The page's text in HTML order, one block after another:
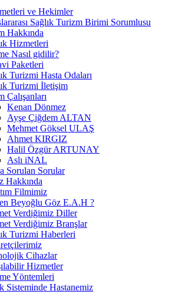
ve Hekimler
Sağlık Turizm Birimi Sorumlusu
Hakkında
Hizmetleri
Nasıl gidilir?
Paketleri
Turizmi Hasta Odaları
Turizmi İletişim
Çalışanları
Kenan Dönmez
Ayşe Çiğdem ALTAN
Mehmet Göksel ULAŞ
Ahmet KIRGIZ
Halil Özgür ARTUNAY
Aslı iNAL
Sorulan Sorular
Hakkında
Filmimiz
Beyoğlu Göz E.A.H ?
Verdiğimiz Diller
Verdiğimiz Branşlar
Turizmi Haberleri
Cihazlar
Hizmetler
Yöntemleri
Sisteminde Hastanemiz